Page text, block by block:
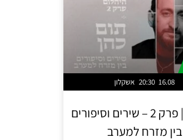
אשקלון 20:30 16.08
היהלום | פרק 2 – שירים וסיפורים
בין מזרח למערב